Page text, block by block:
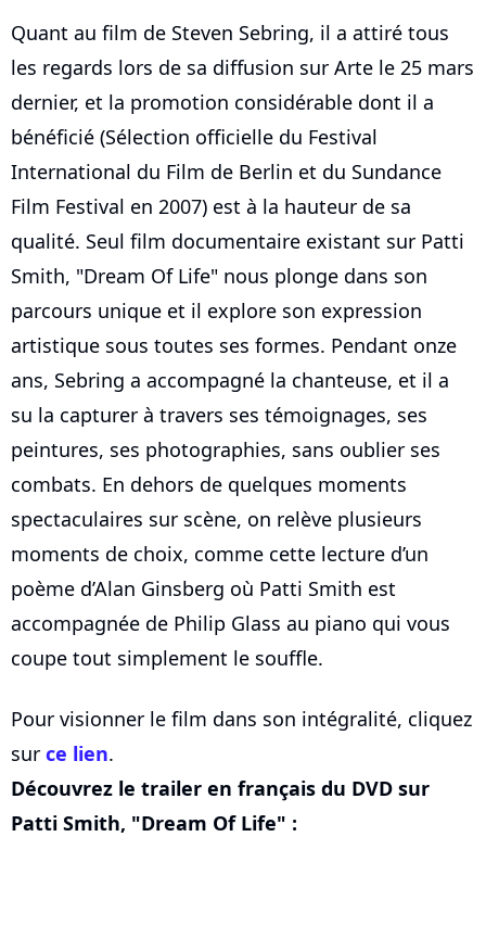
Quant au film de Steven Sebring, il a attiré tous
les regards lors de sa diffusion sur Arte le 25 mars
dernier, et la promotion considérable dont il a
bénéficié (Sélection officielle du Festival
International du Film de Berlin et du Sundance
Film Festival en 2007) est à la hauteur de sa
qualité. Seul film documentaire existant sur Patti
Smith, "Dream Of Life" nous plonge dans son
parcours unique et il explore son expression
artistique sous toutes ses formes. Pendant onze
ans, Sebring a accompagné la chanteuse, et il a
su la capturer à travers ses témoignages, ses
peintures, ses photographies, sans oublier ses
combats. En dehors de quelques moments
spectaculaires sur scène, on relève plusieurs
moments de choix, comme cette lecture d’un
poème d’Alan Ginsberg où Patti Smith est
accompagnée de Philip Glass au piano qui vous
coupe tout simplement le souffle.
Pour visionner le film dans son intégralité, cliquez
sur ce lien.
Découvrez le trailer en français du DVD sur
Patti Smith, "Dream Of Life" :